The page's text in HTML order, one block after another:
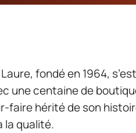
fondé en 1964,
une centaine de
faire hérité de son
la qualité.